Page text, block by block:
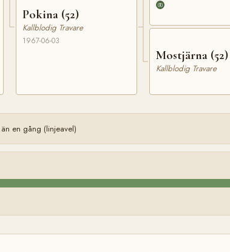
Pokina (52)
Kallblodig Travare
1967-06-03
Mostjärna (52)
Kallblodig Travare
en gång (linjeavel)